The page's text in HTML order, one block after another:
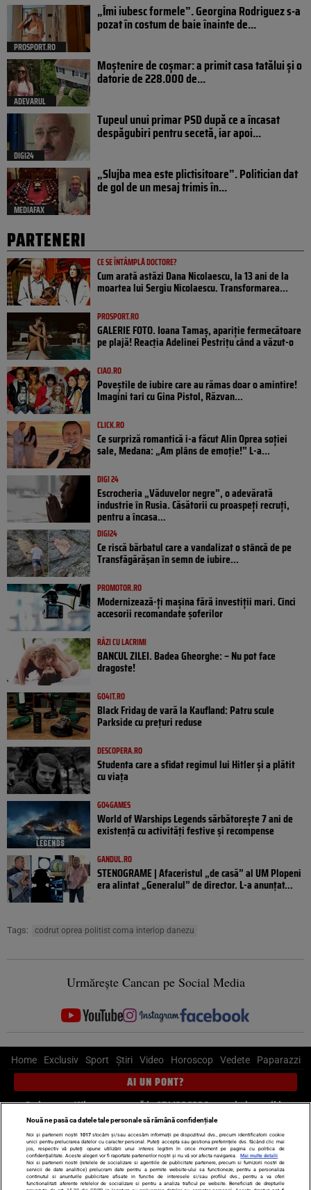
PROSPORT.RO
„Îmi iubesc formele”. Georgina Rodriguez s-a
pozat în costum de baie înainte de...
ADEVARUL
Moștenire de coșmar: a primit casa tatălui și o
datorie de 228.000 de...
DIGI24
Tupeul unui primar PSD după ce a încasat
despăgubiri pentru secetă, iar apoi...
MEDIAFAX
„Slujba mea este plictisitoare”. Politician dat
de gol de un mesaj trimis în...
PARTENERI
CE SE ÎNTÂMPLĂ DOCTORE?
Cum arată astăzi Dana Nicolaescu, la 13 ani de la
moartea lui Sergiu Nicolaescu. Transformarea...
PROSPORT.RO
GALERIE FOTO. Ioana Tamaş, apariție fermecătoare
pe plajă! Reacția Adelinei Pestrițu când a văzut-o
CIAO.RO
Poveştile de iubire care au rămas doar o amintire!
Imagini tari cu Gina Pistol, Răzvan...
CLICK.RO
Ce surpriză romantică i-a făcut Alin Oprea soției
sale, Medana: „Am plâns de emoție!” L-a...
DIGI 24
Escrocheria „Văduvelor negre”, o adevărată
industrie în Rusia. Căsătorii cu proaspeți recruți,
pentru a încasa...
DIGI24
Ce riscă bărbatul care a vandalizat o stâncă de pe
Transfăgărășan în semn de iubire...
PROMOTOR.RO
Modernizează-ți mașina fără investiții mari. Cinci
accesorii recomandate șoferilor
RÂZI CU LACRIMI
BANCUL ZILEI. Badea Gheorghe: – Nu pot face
dragoste!
GO4IT.RO
Black Friday de vară la Kaufland: Patru scule
Parkside cu prețuri reduse
DESCOPERA.RO
Studenta care a sfidat regimul lui Hitler și a plătit
cu viața
GO4GAMES
World of Warships Legends sărbătorește 7 ani de
existență cu activități festive și recompense
GANDUL.RO
STENOGRAME | Afaceristul „de casă” al UM Plopeni
era alintat „Generalul” de director. L-a anunțat...
Tags: codrut oprea politist coma interlop danezu
Urmărește Cancan pe Social Media
Home Exclusiv Sport Știri Video Horoscop Vedete Paparazzi
AI UN PONT?
Scrie-ne pe Whatsapp, sună la 0741226226 sau trimite mail la
pont@cancan.ro
Știri interne Știri externe
Politică
Ultimele stiri
Diete Insula Iubirii Dictionar de vise
LIFE STYLE
Nouă ne pasă ca datele tale personale să rămână confidențiale
Noi și partenerii noștri 1017stocăm și/sau accesăm informații pe dispozitivul dvs., precum identificatorii cookie
unici pentru prelucrarea datelor cu caracter personal. Puteți accepta sau gestiona preferințele dvs. făcând clic mai
jos, respectiv vă puteți opune utilizării unui interes legitim în orice moment pe pagina cu politica de
confidențialitate. Aceste alegeri vor fi raportate partenerilor noștri și nu vă vor afecta navigarea.
Mai multe detalii
Noi si partenerii nostri (retelele de socializare si agentiile de publicitate partenere, precum si furnizorii nostri de
servicii de date analitice) prelucram date pentru a permite website-ului sa functioneze, pentru a personaliza
continutul si anunturile publicitare afisate in functie de interesele si/sau profilul dvs., pentru a va oferi
functionalitati aferente retelelor de socializare si pentru a analiza traficul pe website. Beneficiati de drepturile